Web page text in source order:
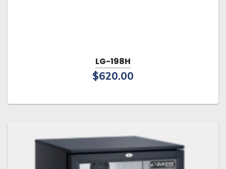
LG-198H
$620.00